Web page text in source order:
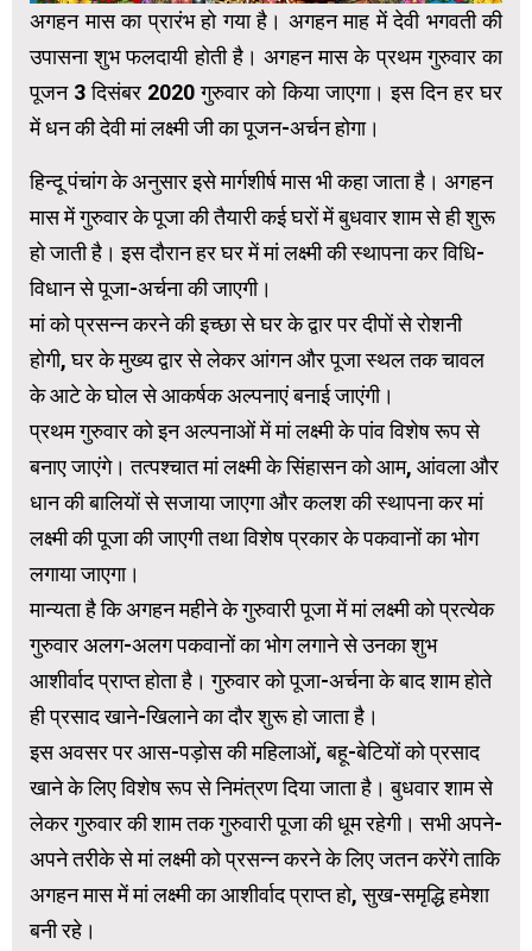
अगहन मास का प्रारंभ हो गया है। अगहन माह में देवी भगवती की
उपासना शुभ फलदायी होती है। अगहन मास के प्रथम गुरुवार का
पूजन 3 दिसंबर 2020 गुरुवार को किया जाएगा। इस दिन हर घर
में धन की देवी मां लक्ष्मी जी का पूजन-अर्चन होगा।
हिन्दू पंचांग के अनुसार इसे मार्गशीर्ष मास भी कहा जाता है। अगहन
मास में गुरुवार के पूजा की तैयारी कई घरों में बुधवार शाम से ही शुरू
हो जाती है। इस दौरान हर घर में मां लक्ष्मी की स्थापना कर विधि-
विधान से पूजा-अर्चना की जाएगी।
मां को प्रसन्न करने की इच्छा से घर के द्वार पर दीपों से रोशनी
होगी, घर के मुख्य द्वार से लेकर आंगन और पूजा स्थल तक चावल
के आटे के घोल से आकर्षक अल्पनाएं बनाई जाएंगी।
प्रथम गुरुवार को इन अल्पनाओं में मां लक्ष्मी के पांव विशेष रूप से
बनाए जाएंगे। तत्पश्चात मां लक्ष्मी के सिंहासन को आम, आंवला और
धान की बालियों से सजाया जाएगा और कलश की स्थापना कर मां
लक्ष्मी की पूजा की जाएगी तथा विशेष प्रकार के पकवानों का भोग
लगाया जाएगा।
मान्यता है कि अगहन महीने के गुरुवारी पूजा में मां लक्ष्मी को प्रत्येक
गुरुवार अलग-अलग पकवानों का भोग लगाने से उनका शुभ
आशीर्वाद प्राप्त होता है। गुरुवार को पूजा-अर्चना के बाद शाम होते
ही प्रसाद खाने-खिलाने का दौर शुरू हो जाता है।
इस अवसर पर आस-पड़ोस की महिलाओं, बहू-बेटियों को प्रसाद
खाने के लिए विशेष रूप से निमंत्रण दिया जाता है। बुधवार शाम से
लेकर गुरुवार की शाम तक गुरुवारी पूजा की धूम रहेगी। सभी अपने-
अपने तरीके से मां लक्ष्मी को प्रसन्न करने के लिए जतन करेंगे ताकि
अगहन मास में मां लक्ष्मी का आशीर्वाद प्राप्त हो, सुख-समृद्धि हमेशा
बनी रहे।